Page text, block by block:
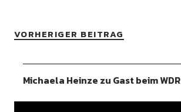
VORHERIGER BEITRAG
Michaela Heinze zu Gast beim WDR